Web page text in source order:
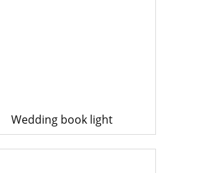
Wedding book light